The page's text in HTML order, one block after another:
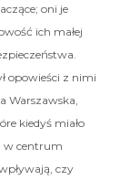
oni je
ich małej
opowieści z nimi
Warszawska,
kiedyś miało
w centrum
czy